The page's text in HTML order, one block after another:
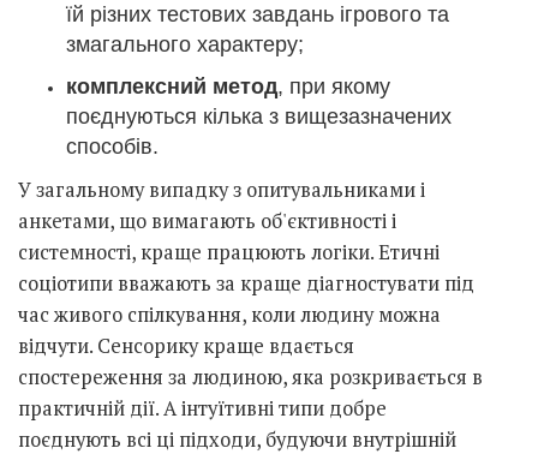
їй різних тестових завдань ігрового та
змагального характеру;
комплексний метод, при якому
поєднуються кілька з вищезазначених
способів.
У загальному випадку з опитувальниками і
анкетами, що вимагають об'єктивності і
системності, краще працюють логіки. Етичні
соціотипи вважають за краще діагностувати під
час живого спілкування, коли людину можна
відчути. Сенсорику краще вдається
спостереження за людиною, яка розкривається в
практичній дії. А інтуїтивні типи добре
поєднують всі ці підходи, будуючи внутрішній